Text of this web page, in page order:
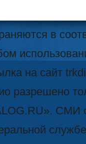
в
на сайт
разрешено
СМИ